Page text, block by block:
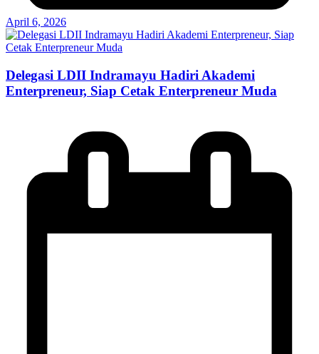
April 6, 2026
Delegasi LDII Indramayu Hadiri Akademi
Enterpreneur, Siap Cetak Enterpreneur Muda